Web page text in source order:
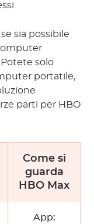
sia possibile
solo
portatile,
parti per HBO
Come si
guarda
HBO Max
App: